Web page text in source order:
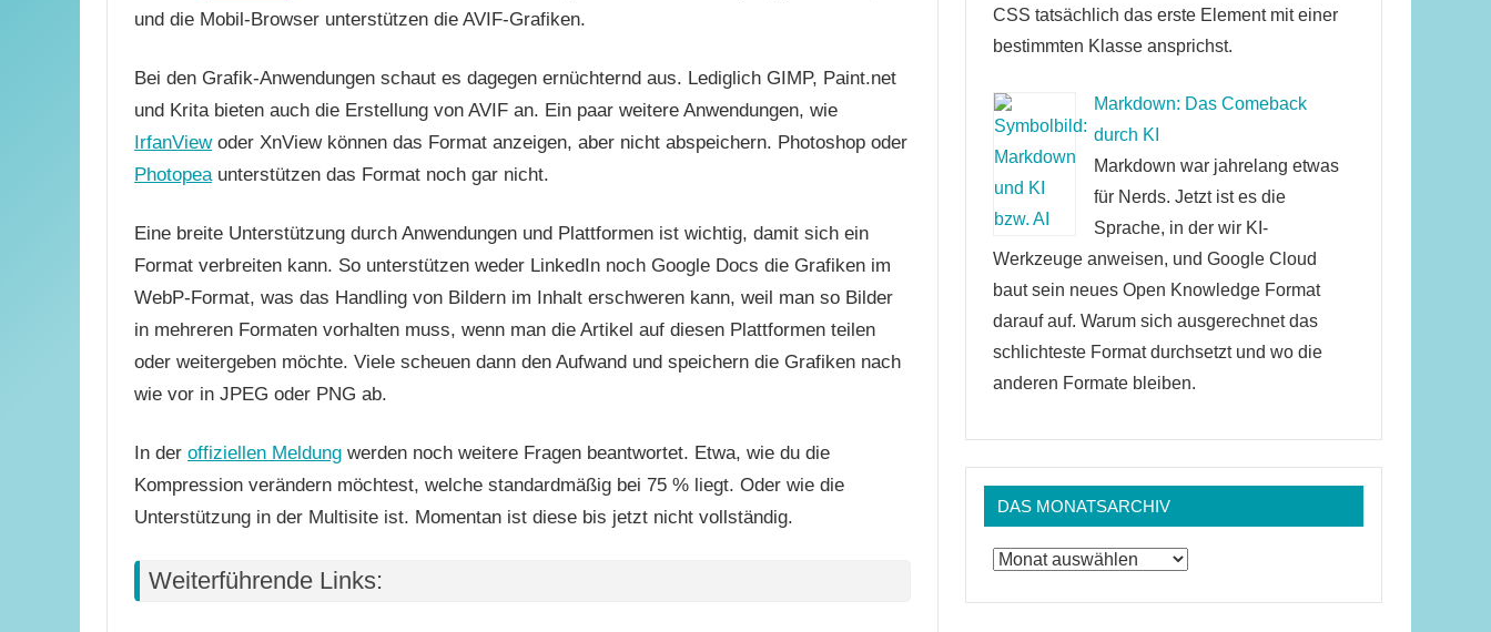
und die Mobil-Browser unterstützen die AVIF-Grafiken.
Bei den Grafik-Anwendungen schaut es dagegen ernüchternd aus. Lediglich GIMP, Paint.net
und Krita bieten auch die Erstellung von AVIF an. Ein paar weitere Anwendungen, wie
IrfanViewoder XnView können das Format anzeigen, aber nicht abspeichern. Photoshop oder
Photopeaunterstützen das Format noch gar nicht.
Eine breite Unterstützung durch Anwendungen und Plattformen ist wichtig, damit sich ein
Format verbreiten kann. So unterstützen weder LinkedIn noch Google Docs die Grafiken im
WebP-Format, was das Handling von Bildern im Inhalt erschweren kann, weil man so Bilder
in mehreren Formaten vorhalten muss, wenn man die Artikel auf diesen Plattformen teilen
oder weitergeben möchte. Viele scheuen dann den Aufwand und speichern die Grafiken nach
wie vor in JPEG oder PNG ab.
In der offiziellen Meldung werden noch weitere Fragen beantwortet. Etwa, wie du die
Kompression verändern möchtest, welche standardmäßig bei 75 % liegt. Oder wie die
Unterstützung in der Multisite ist. Momentan ist diese bis jetzt nicht vollständig.
Weiterführende Links:
CSS tatsächlich das erste Element mit einer
bestimmten Klasse ansprichst.
Markdown: Das Comeback
durch KI
Markdown war jahrelang etwas
für Nerds. Jetzt ist es die
Sprache, in der wir KI-
Werkzeuge anweisen, und Google Cloud
baut sein neues Open Knowledge Format
darauf auf. Warum sich ausgerechnet das
schlichteste Format durchsetzt und wo die
anderen Formate bleiben.
DAS MONATSARCHIV
Das